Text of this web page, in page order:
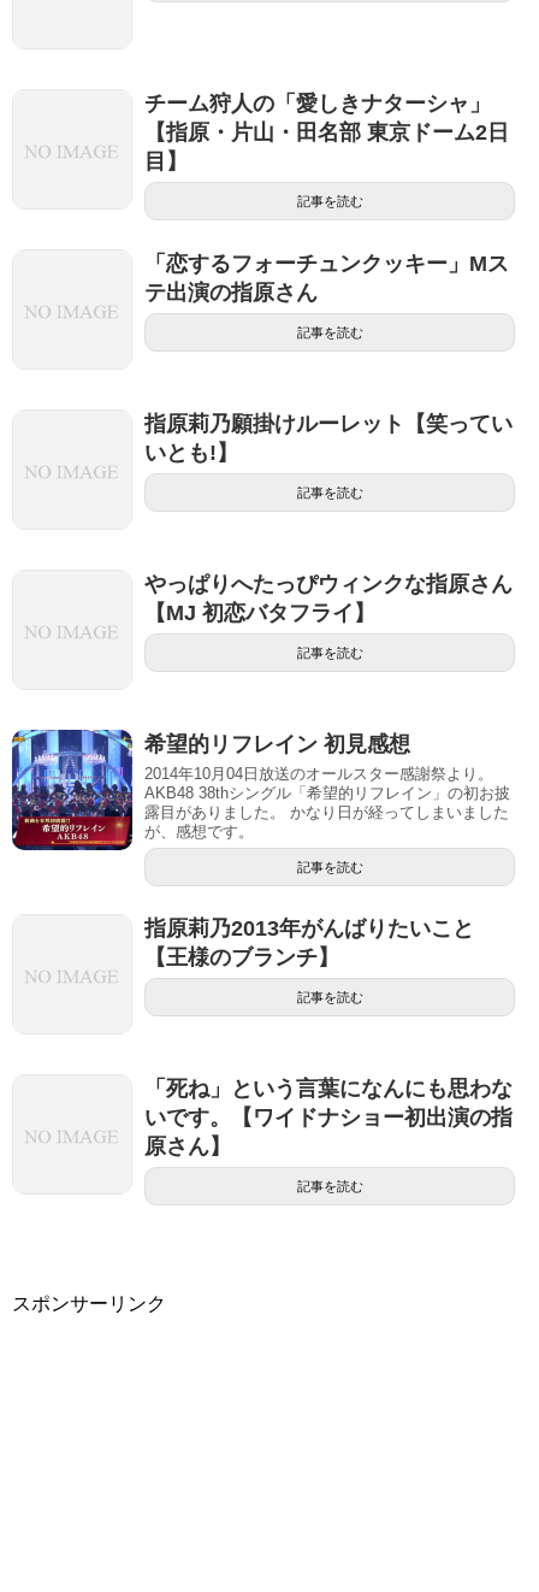
チーム狩人の「愛しきナターシャ」
【指原・片山・田名部 東京ドーム2日
目】
記事を読む
「恋するフォーチュンクッキー」Mス
テ出演の指原さん
記事を読む
指原莉乃願掛けルーレット【笑ってい
いとも!】
記事を読む
やっぱりへたっぴウィンクな指原さん
【MJ 初恋バタフライ】
記事を読む
希望的リフレイン 初見感想
2014年10月04日放送のオールスター感謝祭より。
AKB48 38thシングル「希望的リフレイン」の初お披
露目がありました。 かなり日が経ってしまいました
が、感想です。
記事を読む
指原莉乃2013年がんばりたいこと
【王様のブランチ】
記事を読む
「死ね」という言葉になんにも思わな
いです。【ワイドナショー初出演の指
原さん】
記事を読む
スポンサーリンク